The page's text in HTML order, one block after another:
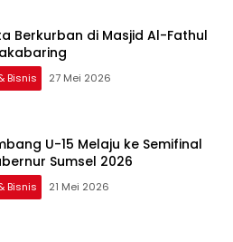
Berkurban di Masjid Al-Fathul
Bisnis 27 Mei 2026
U-15 Melaju ke Semifinal
Sumsel 2026
Bisnis 21 Mei 2026